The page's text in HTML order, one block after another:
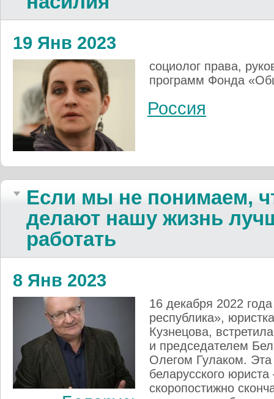
19 Янв 2023
социолог права,
программ Фонда
Россия
Если мы не понимаем,
делают нашу жизнь
работать
8 Янв 2023
16 декабря 2022
республика»,
Кузнецова,
и председателем
Олегом Гулаком.
беларусского
скоропостижно